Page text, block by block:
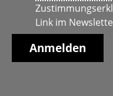
Link im